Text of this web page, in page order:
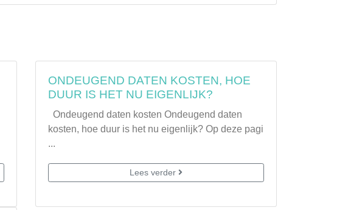
ONDEUGEND DATEN KOSTEN, HOE
DUUR IS HET NU EIGENLIJK?
Ondeugend daten kosten Ondeugend daten
kosten, hoe duur is het nu eigenlijk? Op deze pagi
...
Lees verder